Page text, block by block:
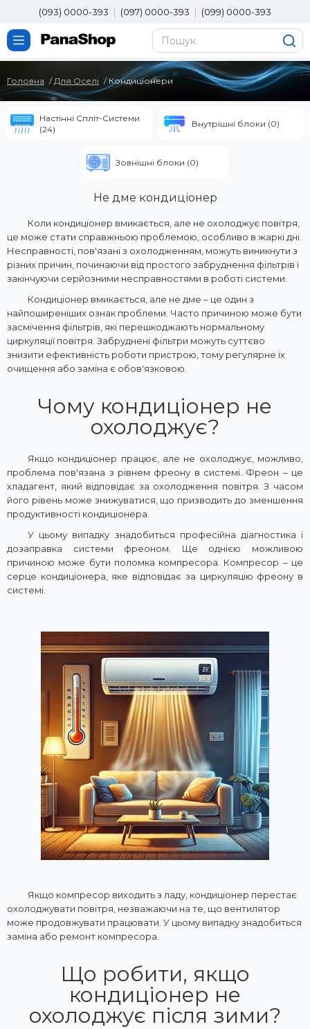
(093) 0000-393 (097) 0000-393 (099) 0000-393
Головна Для Оселі Кондиціонери
Настінні Спліт-Системи
(24)
Внутрішні блоки (0)
Зовнішні блоки (0)
Не дме кондиціонер
Коли кондиціонер вмикається, але не охолоджує повітря,
це може стати справжньою проблемою, особливо в жаркі дні.
Несправності, пов'язані з охолодженням, можуть виникнути з
різних причин, починаючи від простого забруднення фільтрів і
закінчуючи серйозними несправностями в роботі системи.
Кондиціонер вмикається, але не дме – це один з
найпоширеніших ознак проблеми. Часто причиною може бути
засмічення фільтрів, які перешкоджають нормальному
циркуляції повітря. Забруднені фільтри можуть суттєво
знизити ефективність роботи пристрою, тому регулярне їх
очищення або заміна є обов'язковою.
Чому кондиціонер не
охолоджує?
Якщо кондиціонер працює, але не охолоджує, можливо,
проблема пов'язана з рівнем фреону в системі. Фреон – це
хладагент, який відповідає за охолодження повітря. З часом
його рівень може знижуватися, що призводить до зменшення
продуктивності кондиціонера.
У цьому випадку знадобиться професійна діагностика і
дозаправка системи фреоном. Ще однією можливою
причиною може бути поломка компресора. Компресор – це
серце кондиціонера, яке відповідає за циркуляцію фреону в
системі.
Якщо компресор виходить з ладу, кондиціонер перестає
охолоджувати повітря, незважаючи на те, що вентилятор
може продовжувати працювати. У цьому випадку знадобиться
заміна або ремонт компресора.
Що робити, якщо
кондиціонер не
охолоджує після зими?